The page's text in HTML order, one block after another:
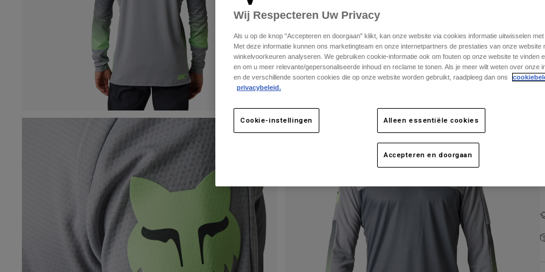
Wij Respecteren Uw Privacy
Als u op de knop "Accepteren en doorgaan" klikt, kan onze website via cookies informatie uitwisselen met
Met deze informatie kunnen ons marketingteam en onze internetpartners de prestaties van onze website
winkelvoorkeuren analyseren. We gebruiken cookie-informatie ook om fouten op onze website te vinden
en om u meer relevante/gepersonaliseerde inhoud en reclame te tonen. Als je meer wilt weten over onze
en de verschillende soorten cookies die op onze website worden gebruikt, raadpleeg dan ons
privacybeleid.
Cookie-instellingen Alleen essentiële cookies
Accepteren en doorgaan